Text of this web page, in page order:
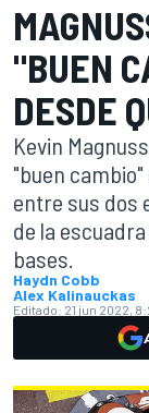
"BUEN
DESDE
Kevin
"buen cambio"
entre sus dos
de la
bases.
Haydn Cobb
Alex Kalinauckas
Editado: 21 jun 2022,